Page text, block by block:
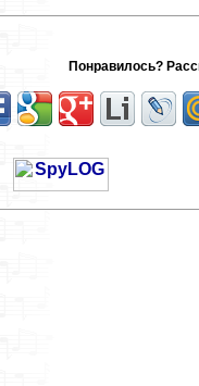
Понравилось?